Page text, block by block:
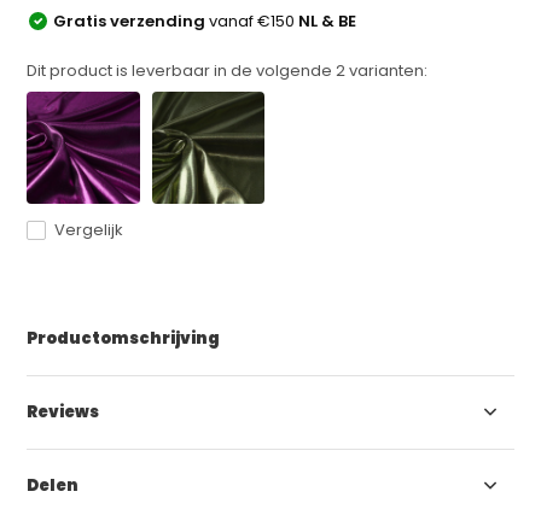
Gratis verzendingvanaf €150 NL & BE
Dit product is leverbaar in de volgende2varianten:
Vergelijk
Productomschrijving
Reviews
Delen